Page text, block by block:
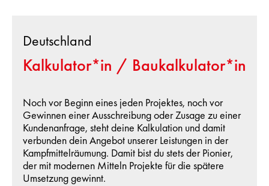
Deutschland
Kalkulator*in / Baukalkulator*in
Noch vor Beginn eines jeden Projektes, noch vor
Gewinnen einer Ausschreibung oder Zusage zu einer
Kundenanfrage, steht deine Kalkulation und damit
verbunden dein Angebot unserer Leistungen in der
Kampfmittelräumung. Damit bist du stets der Pionier,
der mit modernen Mitteln Projekte für die spätere
Umsetzung gewinnt.